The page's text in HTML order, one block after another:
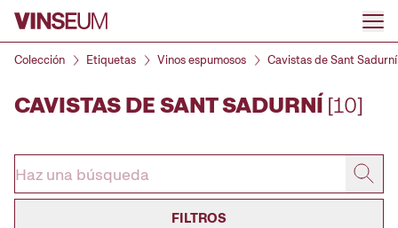
Ir al contenido
Colección Etiquetas Vinos espumosos Cavistas de Sant Sadurní
CAVISTAS DE SANT SADURNÍ [10]
FILTROS